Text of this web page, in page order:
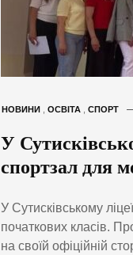
НОВИНИ, ОСВІТА, СПОРТ
У
спортзал для
У Сутисківському
початкових класів.
на своїй офіційній